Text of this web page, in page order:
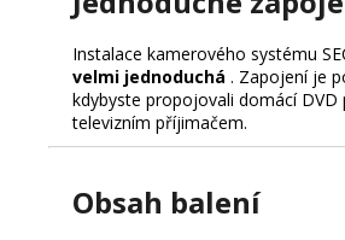
Instalace kamerového systému
velmi jednoduchá . Zapojení je
kdybyste propojovali domácí DVD
televizním příjimačem.
Obsah balení